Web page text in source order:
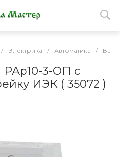
/ Электрика / Автоматика /
РАр10-3-ОП с
ИЭК ( 35072 )